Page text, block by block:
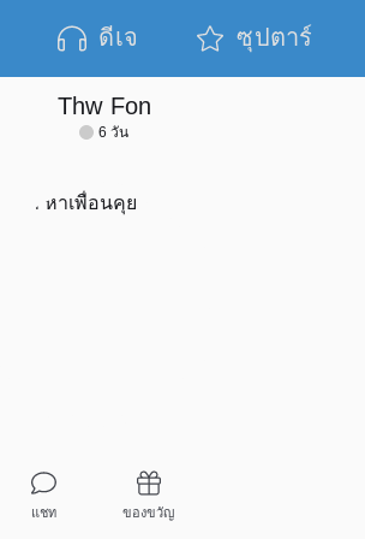
ดีเจ ซุปตาร์
Thw Fon
6 วัน
แชท ของขวัญ